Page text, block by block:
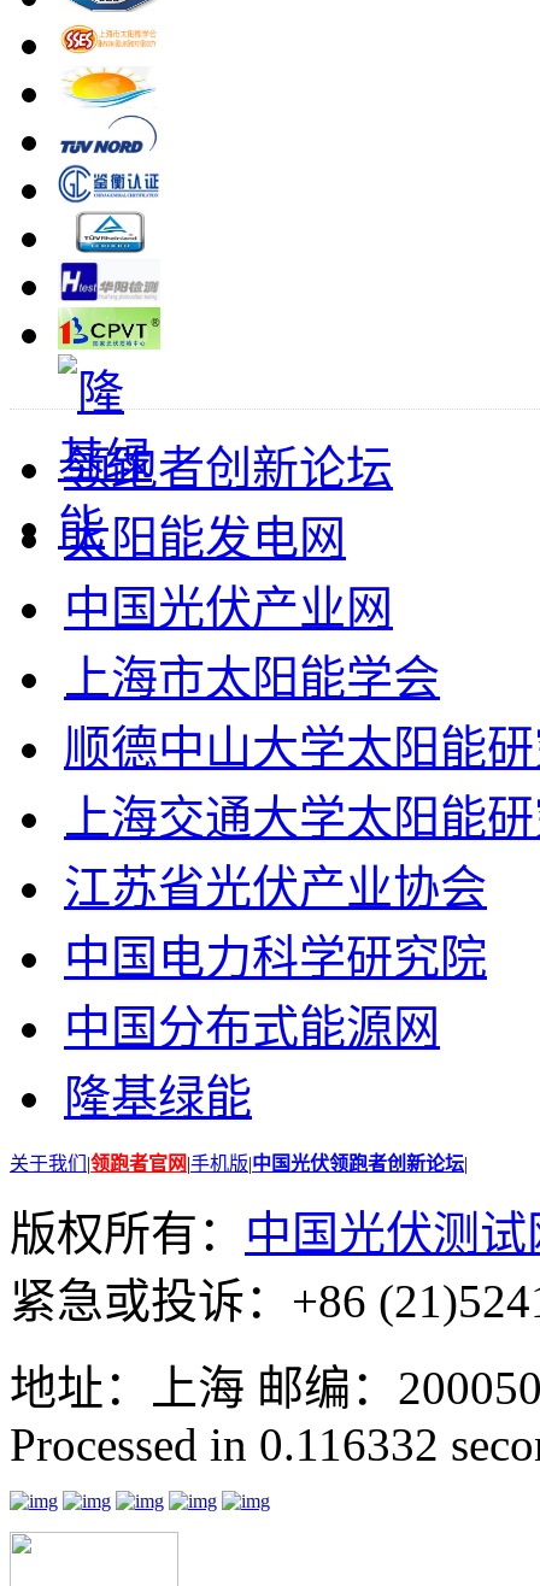
领跑者创新论坛
太阳能发电网
中国光伏产业网
上海市太阳能学会
顺德中山大学太阳能
上海交通大学太阳能
江苏省光伏产业协会
中国电力科学研究院
中国分布式能源网
隆基绿能
关于我们 |领跑者官网|手机版|中国光伏领跑者创新论坛|
版权所有： 中国光伏测试
紧急或投诉：+86
地址：上海 邮编：
Processed in 0.116332